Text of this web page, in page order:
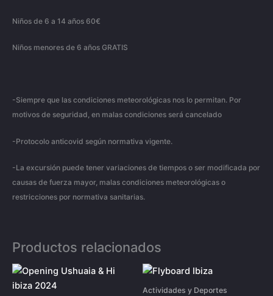
Niños de 6 a 14 años 60€
Niños menores de 6 años GRATIS
-Siempre que las condiciones meteorológicas nos lo permitan. Por
motivos de seguridad, en malas condiciones será cancelado
-Protocolo anticovid según normativa vigente.
-La excursión puede tener variaciones de tiempos o ser modificada por
causas de fuerza mayor, malas condiciones meteorológicas o
restricciones por normativa sanitarias.
Productos relacionados
productoActividades y Deportes